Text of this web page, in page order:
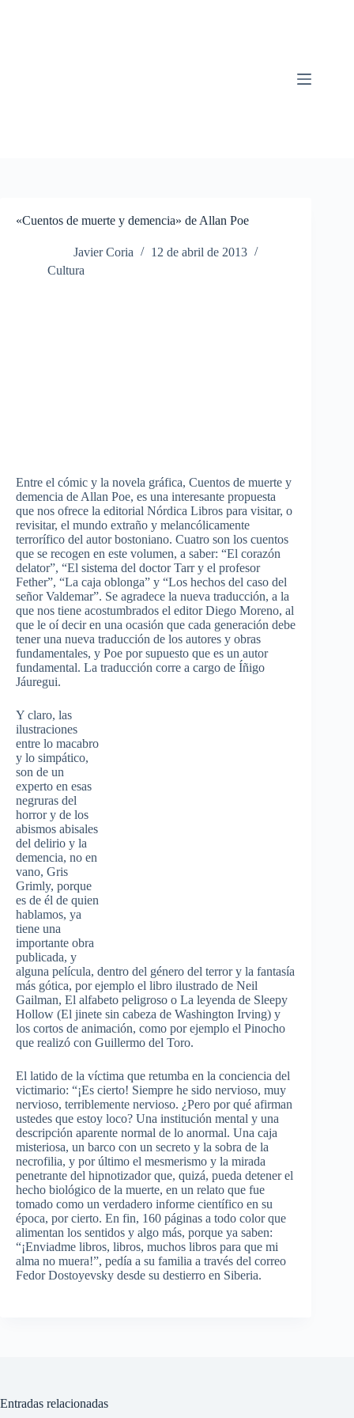
«Cuentos de muerte y demencia» de Allan Poe
Javier Coria
12 de abril de 2013
Cultura
Entre el cómic y la novela gráfica, Cuentos de muerte y
demencia de Allan Poe, es una interesante propuesta
que nos ofrece la editorial Nórdica Libros para visitar, o
revisitar, el mundo extraño y melancólicamente
terrorífico del autor bostoniano. Cuatro son los cuentos
que se recogen en este volumen, a saber: “El corazón
delator”, “El sistema del doctor Tarr y el profesor
Fether”, “La caja oblonga” y “Los hechos del caso del
señor Valdemar”. Se agradece la nueva traducción, a la
que nos tiene acostumbrados el editor Diego Moreno, al
que le oí decir en una ocasión que cada generación debe
tener una nueva traducción de los autores y obras
fundamentales, y Poe por supuesto que es un autor
fundamental. La traducción corre a cargo de Íñigo
Jáuregui.
Y claro, las
ilustraciones
entre lo macabro
y lo simpático,
son de un
experto en esas
negruras del
horror y de los
abismos abisales
del delirio y la
demencia, no en
vano, Gris
Grimly, porque
es de él de quien
hablamos, ya
tiene una
importante obra
publicada, y
alguna película, dentro del género del terror y la fantasía
más gótica, por ejemplo el libro ilustrado de Neil
Gailman, El alfabeto peligroso o La leyenda de Sleepy
Hollow (El jinete sin cabeza de Washington Irving) y
los cortos de animación, como por ejemplo el Pinocho
que realizó con Guillermo del Toro.
El latido de la víctima que retumba en la conciencia del
victimario: “¡Es cierto! Siempre he sido nervioso, muy
nervioso, terriblemente nervioso. ¿Pero por qué afirman
ustedes que estoy loco? Una institución mental y una
descripción aparente normal de lo anormal. Una caja
misteriosa, un barco con un secreto y la sobra de la
necrofilia, y por último el mesmerismo y la mirada
penetrante del hipnotizador que, quizá, pueda detener el
hecho biológico de la muerte, en un relato que fue
tomado como un verdadero informe científico en su
época, por cierto. En fin, 160 páginas a todo color que
alimentan los sentidos y algo más, porque ya saben:
“¡Enviadme libros, libros, muchos libros para que mi
alma no muera!”, pedía a su familia a través del correo
Fedor Dostoyevsky desde su destierro en Siberia.
Entradas relacionadas